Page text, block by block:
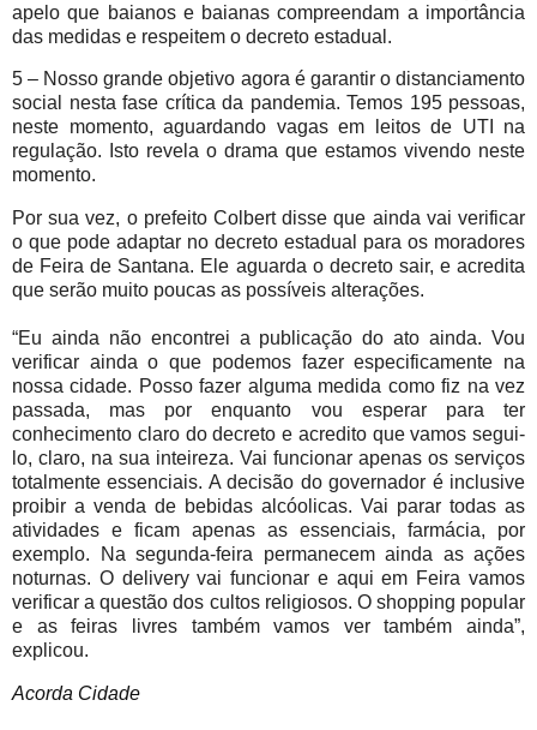
apelo que baianos e baianas compreendam a importância
das medidas e respeitem o decreto estadual.
5 – Nosso grande objetivo agora é garantir o distanciamento
social nesta fase crítica da pandemia. Temos 195 pessoas,
neste momento, aguardando vagas em leitos de UTI na
regulação. Isto revela o drama que estamos vivendo neste
momento.
Por sua vez, o prefeito Colbert disse que ainda vai verificar
o que pode adaptar no decreto estadual para os moradores
de Feira de Santana. Ele aguarda o decreto sair, e acredita
que serão muito poucas as possíveis alterações.
“Eu ainda não encontrei a publicação do ato ainda. Vou
verificar ainda o que podemos fazer especificamente na
nossa cidade. Posso fazer alguma medida como fiz na vez
passada, mas por enquanto vou esperar para ter
conhecimento claro do decreto e acredito que vamos segui-
lo, claro, na sua inteireza. Vai funcionar apenas os serviços
totalmente essenciais. A decisão do governador é inclusive
proibir a venda de bebidas alcóolicas. Vai parar todas as
atividades e ficam apenas as essenciais, farmácia, por
exemplo. Na segunda-feira permanecem ainda as ações
noturnas. O delivery vai funcionar e aqui em Feira vamos
verificar a questão dos cultos religiosos. O shopping popular
e as feiras livres também vamos ver também ainda”,
explicou.
Acorda Cidade